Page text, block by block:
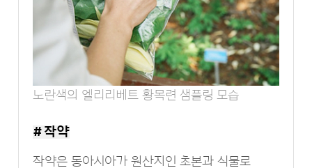
노란색의 엘리리베트 황목련 샘플링 모습
# 작약
작약은 동아시아가 원산지인 초본과 식물로